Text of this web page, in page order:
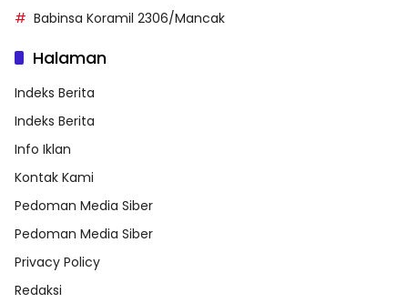
Babinsa Koramil 2306/Mancak
Halaman
Indeks Berita
Indeks Berita
Info Iklan
Kontak Kami
Pedoman Media Siber
Pedoman Media Siber
Privacy Policy
Redaksi